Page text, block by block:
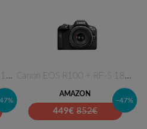
Canon EOS 2000D + EF-S 18-55 m… Canon EOS R100 + RF-S 18-45mm …
AMAZON
449€ 852€
–47%